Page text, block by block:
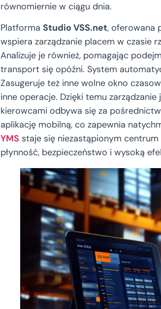
równomiernie w ciągu dnia.
Platforma Studio VSS.net, oferowana
wspiera zarządzanie placem w czasie
Analizuje je również, pomagając
transport się opóźni. System
Zasugeruje też inne wolne okno
inne operacje. Dzięki temu
kierowcami odbywa się za
aplikację mobilną, co zapewnia
YMS staje się niezastąpionym
płynność, bezpieczeństwo i wysoką